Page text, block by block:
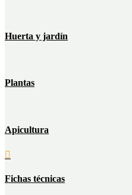
Huerta y jardín
Plantas
Apicultura

Fichas técnicas